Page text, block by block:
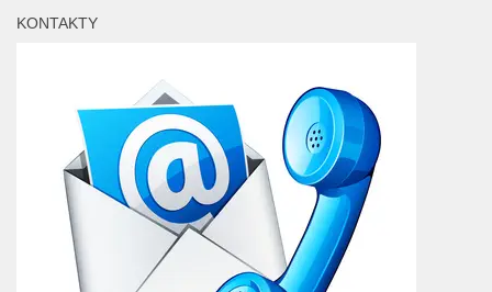
KONTAKTY